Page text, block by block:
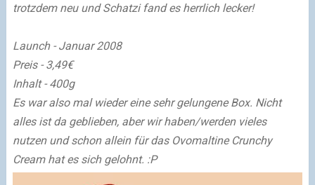
trotzdem neu und Schatzi fand es herrlich lecker!
Launch - Januar 2008
Preis - 3,49€
Inhalt - 400g
Es war also mal wieder eine sehr gelungene Box. Nicht
alles ist da geblieben, aber wir haben/werden vieles
nutzen und schon allein für das Ovomaltine Crunchy
Cream hat es sich gelohnt. :P